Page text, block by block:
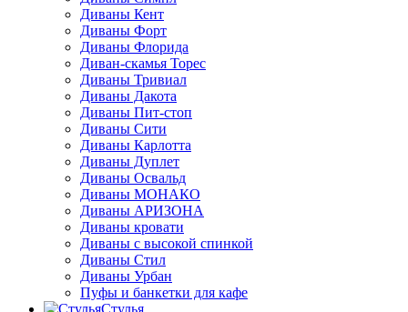
Диваны Кент
Диваны Форт
Диваны Флорида
Диван-скамья Торес
Диваны Тривиал
Диваны Дакота
Диваны Пит-стоп
Диваны Сити
Диваны Карлотта
Диваны Дуплет
Диваны Освальд
Диваны МОНАКО
Диваны АРИЗОНА
Диваны кровати
Диваны с высокой спинкой
Диваны Стил
Диваны Урбан
Пуфы и банкетки для кафе
Стулья